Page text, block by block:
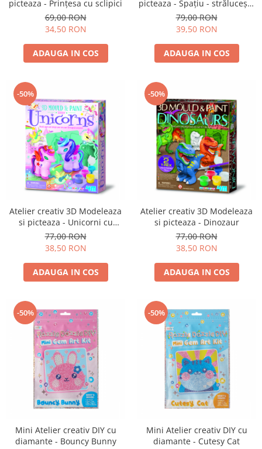
picteaza - Prințesa cu sclipici
69,00 RON
34,50 RON
ADAUGA IN COS
picteaza - Spațiu - strălucește
în întuneric
79,00 RON
39,50 RON
ADAUGA IN COS
-50%
Atelier creativ 3D Modeleaza
si picteaza - Unicorni cu
sclipici
77,00 RON
38,50 RON
ADAUGA IN COS
-50%
Atelier creativ 3D Modeleaza
si picteaza - Dinozaur
77,00 RON
38,50 RON
ADAUGA IN COS
-50%
Mini Atelier creativ DIY cu
diamante - Bouncy Bunny
-50%
Mini Atelier creativ DIY cu
diamante - Cutesy Cat